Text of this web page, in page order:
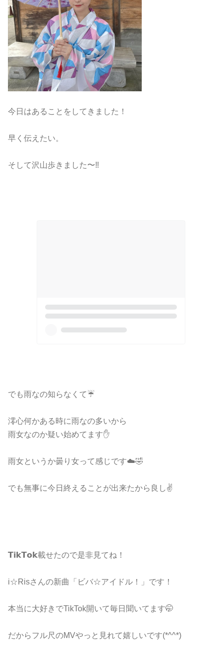
今日はあることをしてきました！
早く伝えたい。
そして沢山歩きました〜‼️
でも雨なの知らなくて☔️
澪心何かある時に雨なの多いから
雨女なのか疑い始めてます✋
雨女というか曇り女って感じです☁️🤣
でも無事に今日終えることが出来たから良し✌️
𝗧𝗶𝗸𝗧𝗼𝗸載せたので是非見てね！
i☆Risさんの新曲「ビバ☆アイドル！」です！
本当に大好きでTikTok開いて毎日聞いてます🤭
だからフル尺のMVやっと見れて嬉しいです(*^^*)